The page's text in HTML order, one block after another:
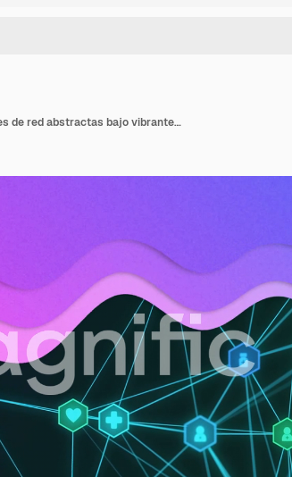
Animación de iconos de salud con conexiones de red abstractas bajo vibrantes ondas rosas